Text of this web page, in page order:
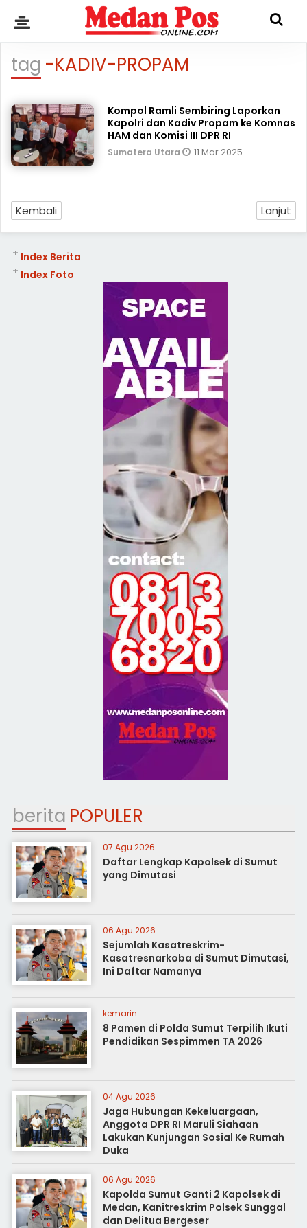
tag -KADIV-PROPAM
Kompol Ramli Sembiring Laporkan
Kapolri dan Kadiv Propam ke Komnas
HAM dan Komisi III DPR RI
Sumatera Utara 11 Mar 2025
Kembali Lanjut
Index Berita
+
Index Foto
+
berita POPULER
07 Agu 2026
Daftar Lengkap Kapolsek di Sumut
yang Dimutasi
06 Agu 2026
Sejumlah Kasatreskrim-
Kasatresnarkoba di Sumut Dimutasi,
Ini Daftar Namanya
kemarin
8 Pamen di Polda Sumut Terpilih Ikuti
Pendidikan Sespimmen TA 2026
04 Agu 2026
Jaga Hubungan Kekeluargaan,
Anggota DPR RI Maruli Siahaan
Lakukan Kunjungan Sosial Ke Rumah
Duka
06 Agu 2026
Kapolda Sumut Ganti 2 Kapolsek di
Medan, Kanitreskrim Polsek Sunggal
dan Delitua Bergeser